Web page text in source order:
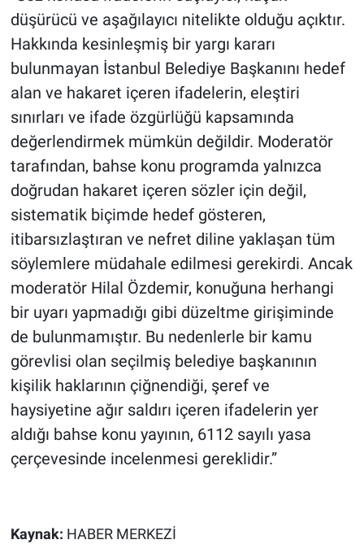
düşürücü ve aşağılayıcı nitelikte olduğu açıktır.
Hakkında kesinleşmiş bir yargı kararı
bulunmayan İstanbul Belediye Başkanını hedef
alan ve hakaret içeren ifadelerin, eleştiri
sınırları ve ifade özgürlüğü kapsamında
değerlendirmek mümkün değildir. Moderatör
tarafından, bahse konu programda yalnızca
doğrudan hakaret içeren sözler için değil,
sistematik biçimde hedef gösteren,
itibarsızlaştıran ve nefret diline yaklaşan tüm
söylemlere müdahale edilmesi gerekirdi. Ancak
moderatör Hilal Özdemir, konuğuna herhangi
bir uyarı yapmadığı gibi düzeltme girişiminde
de bulunmamıştır. Bu nedenlerle bir kamu
görevlisi olan seçilmiş belediye başkanının
kişilik haklarının çiğnendiği, şeref ve
haysiyetine ağır saldırı içeren ifadelerin yer
aldığı bahse konu yayının, 6112 sayılı yasa
çerçevesinde incelenmesi gereklidir.”
Kaynak: HABER MERKEZİ